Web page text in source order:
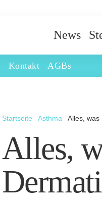
News
Kontakt AGBs
Startseite Asthma Alles, was
Alles,